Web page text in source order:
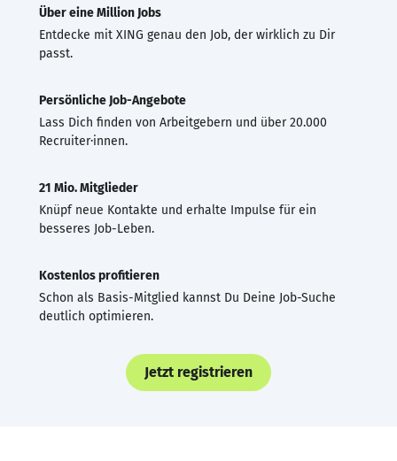
Über eine Million Jobs
Entdecke mit XING genau den Job, der wirklich zu Dir
passt.
Persönliche Job-Angebote
Lass Dich finden von Arbeitgebern und über 20.000
Recruiter·innen.
21 Mio. Mitglieder
Knüpf neue Kontakte und erhalte Impulse für ein
besseres Job-Leben.
Kostenlos profitieren
Schon als Basis-Mitglied kannst Du Deine Job-Suche
deutlich optimieren.
Jetzt registrieren